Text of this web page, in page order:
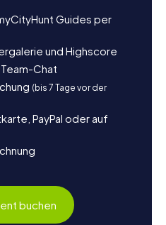
ausklingen zu
Benthuizen bietet
die euren Besuch
Guides per
und Highscore
Chat
(bis 7 Tage vor der
PayPal oder auf
buchen